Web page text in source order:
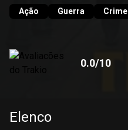
Ação Guerra Crime
0.0/10
Elenco